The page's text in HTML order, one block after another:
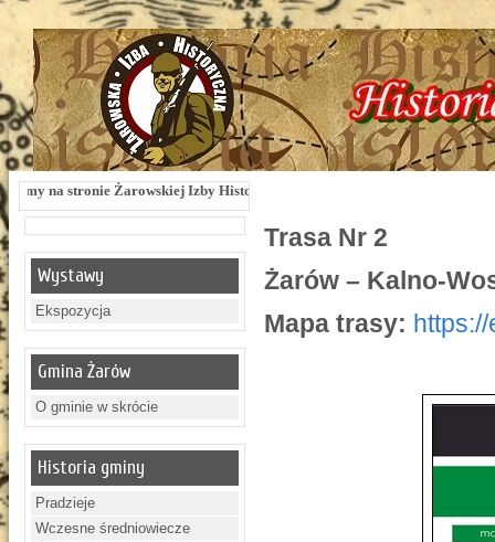
Żarowskiej Izby Historycznej !!! Żarowska Izba Historyczna, ul.
Wystawy
Ekspozycja
Gmina Żarów
O gminie w skrócie
Historia gminy
Pradzieje
Wczesne średniowiecze
Trasa Nr 2
Żarów – Kalno-
Mapa trasy: